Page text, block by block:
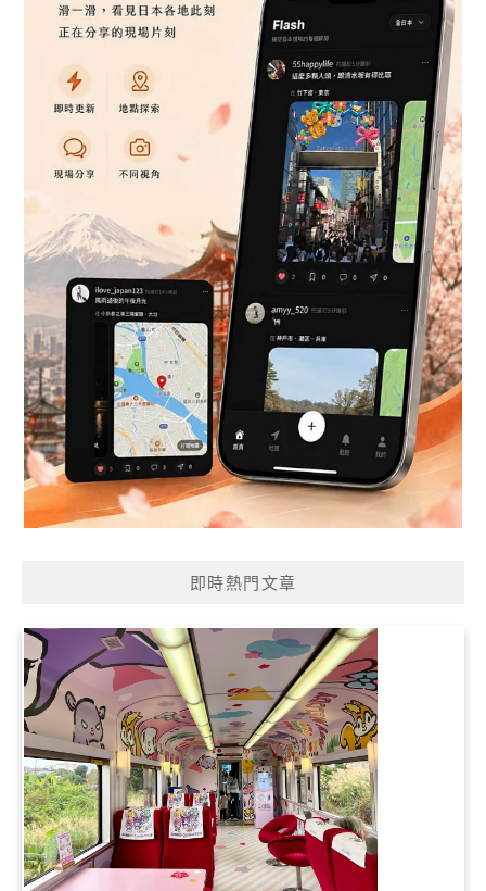
即時熱門文章